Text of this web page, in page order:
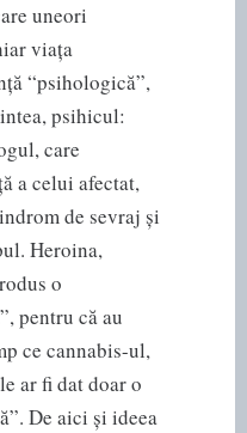
uneori
viața
“psihologică”,
psihicul:
care
a celui afectat,
de sevraj și
Heroina,
o
pentru că au
ce cannabis-ul,
ar fi dat doar o
De aici și ideea